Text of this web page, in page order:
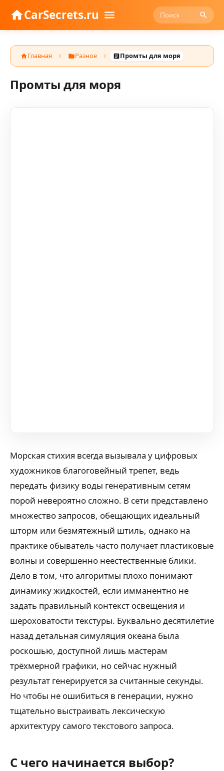
CarSecrets.ru
Главная Разное Промты для моря
Промты для моря
Морская стихия всегда вызывала у цифровых
художников благоговейный трепет, ведь
передать физику воды генеративным сетям
порой невероятно сложно. В сети представлено
множество запросов, обещающих идеальный
шторм или безмятежный штиль, однако на
практике обыватель часто получает пластиковые
волны и совершенно неестественные блики.
Дело в том, что алгоритмы плохо понимают
динамику жидкостей, если имманентно не
задать правильный контекст освещения и
шероховатости текстуры. Буквально десятилетие
назад детальная симуляция океана была
роскошью, доступной лишь мастерам
трёхмерной графики, но сейчас нужный
результат генерируется за считанные секунды.
Но чтобы не ошибиться в генерации, нужно
тщательно выстраивать лексическую
архитектуру самого текстового запроса.
С чего начинается выбор?